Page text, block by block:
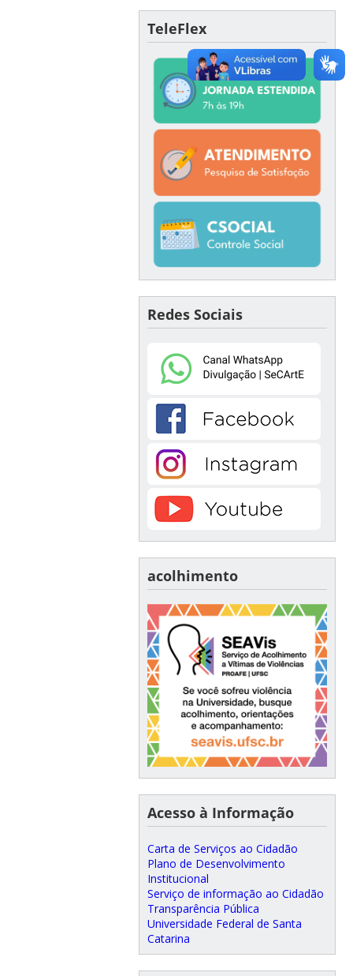
TeleFlex
Redes Sociais
acolhimento
Acesso à Informação
Carta de Serviços ao Cidadão
Plano de Desenvolvimento
Institucional
Serviço de informação ao Cidadão
Transparência Pública
Universidade Federal de Santa
Catarina